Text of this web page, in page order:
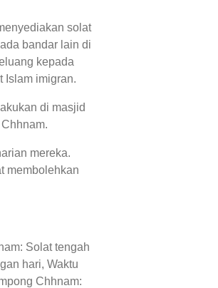
solat
bandar lain di
kepada
Islam imigran.
di masjid
mereka.
membolehkan
Solat tengah
hari, Waktu
Chhnam: